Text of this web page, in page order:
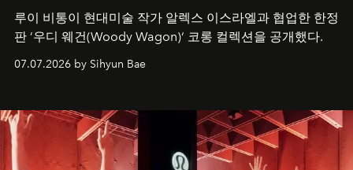
루이 비통이 현대미술 작가 알렉스 이스라엘과 협업한 한정
판 ’우디 웨건(Woody Wagon)‘ 코롱 컬렉션을 공개했다.
07.07.2026 by Sihyun Bae